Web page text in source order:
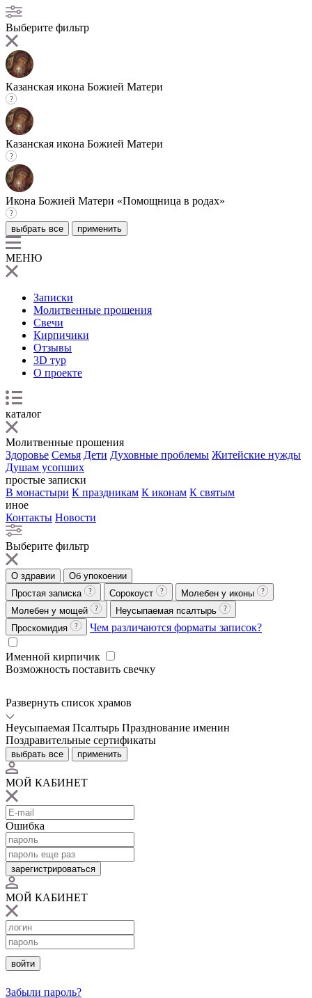
Выберите фильтр
Казанская икона Божией Матери
Казанская икона Божией Матери
Икона Божией Матери «Помощница в родах»
выбрать все применить
МЕНЮ
Записки
Молитвенные прошения
Свечи
Кирпичики
Отзывы
3D тур
О проекте
каталог
Молитвенные прошения
Здоровье Семья Дети Духовные проблемы Житейские нужды
Душам усопших
простые записки
В монастыри К праздникам К иконам К святым
иное
Контакты Новости
Выберите фильтр
О здравии
Об упокоении
Простая записка
Сорокоуст
Молебен у иконы
Молебен у мощей
Неусыпаемая псалтырь
Проскомидия
Чем различаются форматы записок?
Именной кирпичик
Возможность поставить свечку
Развернуть список храмов
Неусыпаемая Псалтырь Празднование именин
Поздравительные сертификаты
выбрать все применить
МОЙ КАБИНЕТ
Ошибка
зарегистрироваться
МОЙ КАБИНЕТ
войти
Забыли пароль?